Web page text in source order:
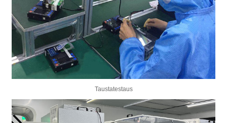
Taustatestaus